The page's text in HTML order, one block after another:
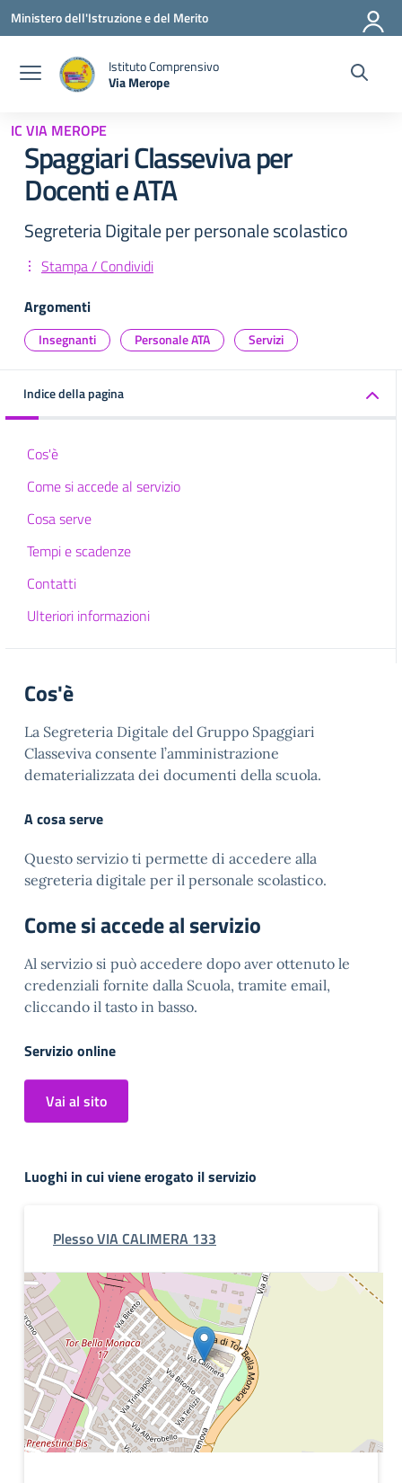
Vai ai contenuti
Vai al menu di navigazione
Vai al footer
Ministero dell'Istruzione e del Merito
Istituto Comprensivo
Via Merope
IC VIA MEROPE
Spaggiari Classeviva per
Docenti e ATA
Segreteria Digitale per personale scolastico
Stampa / Condividi
Argomenti
Insegnanti Personale ATA Servizi
Indice della pagina
Cos'è
Come si accede al servizio
Cosa serve
Tempi e scadenze
Contatti
Ulteriori informazioni
Cos'è
La Segreteria Digitale del Gruppo Spaggiari
Classeviva consente l’amministrazione
dematerializzata dei documenti della scuola.
A cosa serve
Questo servizio ti permette di accedere alla
segreteria digitale per il personale scolastico.
Come si accede al servizio
Al servizio si può accedere dopo aver ottenuto le
credenziali fornite dalla Scuola, tramite email,
cliccando il tasto in basso.
Servizio online
Vai al sito
Luoghi in cui viene erogato il servizio
Plesso VIA CALIMERA 133